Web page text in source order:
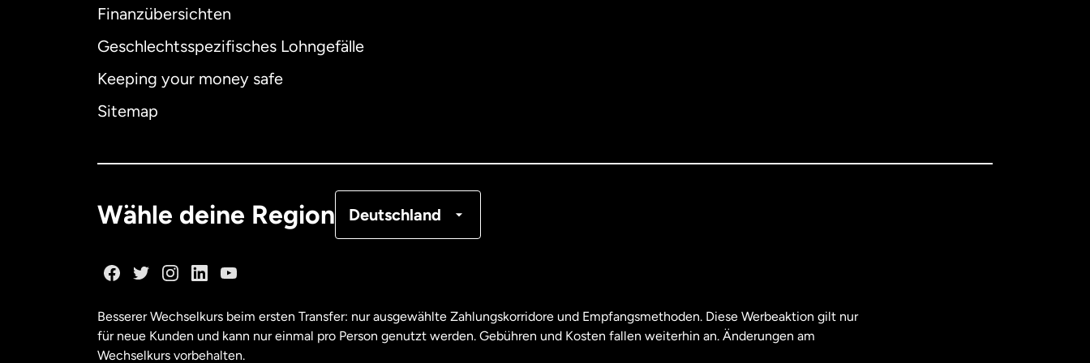
Finanzübersichten
Geschlechtsspezifisches Lohngefälle
Keeping your money safe
Sitemap
Wähle deine Region Deutschland
Australien
Malaysia
Besserer Wechselkurs beim ersten Transfer: nur ausgewählte Zahlungskorridore und Empfangsmethoden. Diese Werbeaktion gilt nur
für neue Kunden und kann nur einmal pro Person genutzt werden. Gebühren und Kosten fallen weiterhin an. Änderungen am
Wechselkurs vorbehalten.